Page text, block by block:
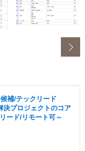
補/テックリード
プロジェクトのコア
ード/リモート可～